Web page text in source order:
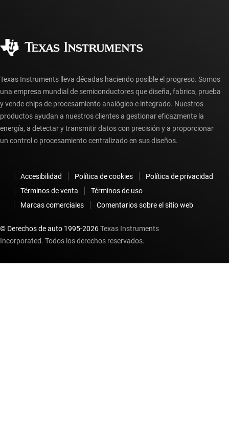
Fabricación
Preguntas frecuentes sobre la cuenta myTI
Preguntas frecuentes sobre pedidos
Texas Instruments lleva décadas haciendo posible el progreso. Somos
una empresa mundial de semiconductores que diseña, fabrica, prueba
y vende chips de procesamiento analógico e integrado. Nuestros
productos ayudan a nuestros clientes a gestionar eficazmente la
energía, a detectar y transmitir datos con precisión y a proporcionar
un control o procesamiento centralizado en sus diseños.
Accesibilidad Política de cookies
Política de privacidad
Términos de venta
Términos de uso
Marcas comerciales
Comentarios sobre el sitio web
© Derechos de auto 1995-2026Texas Instruments
Incorporated. Todos los derechos reservados.